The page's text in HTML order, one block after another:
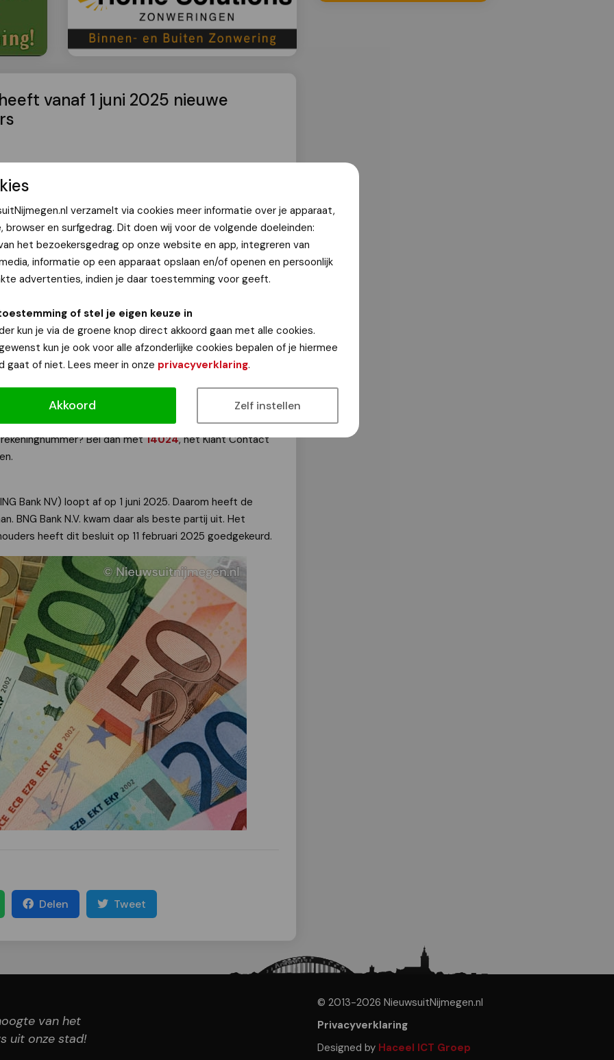
verzamelt via cookies meer informatie over je apparaat,
browser en surfgedrag. Dit doen wij voor de volgende doeleinden:
het bezoekersgedrag op onze website en app, integreren van
informatie op een apparaat opslaan en/of openen en persoonlijk
advertenties, indien je daar toestemming voor geeft.
of stel je eigen keuze in
kun je via de groene knop direct akkoord gaan met alle cookies.
kun je ook voor alle afzonderlijke cookies bepalen of je hiermee
gaat of niet. Lees meer in onze privacyverklaring.
Akkoord Zelf instellen
vanaf 1 juni 2025 nieuwe
komt doordat de gemeente overstapt naar een
Nederlandse Gemeenten).Klik hier voor de
de gemeente.
2025 ook gebruik te maken van de nieuwe
Dat is belangrijk als u een betaling doet aan de
een parkeervergunning of een inkomensregeling. Kijk
gebruikt. De nieuwe nummers beginnen met NL,
verzoek om altijd duidelijk te vermelden waarvoor de
de gemeente gegeven? Dan wordt het bedrag vanaf 1
Ook de betalingen van de gemeente gaan
BNG Bank.
Bel dan met14024, het Klant Contact
Bank NV) loopt af op 1 juni 2025. Daarom heeft de
BNG Bank N.V. kwam daar als beste partij uit. Het
heeft dit besluit op 11 februari 2025 goedgekeurd.
Delen Tweet
van het
uit onze stad!
© 2013-2026 NieuwsuitNijmegen.nl
Privacyverklaring
Designed by Haceel ICT Groep